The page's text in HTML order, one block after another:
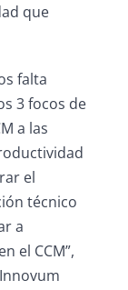
que
falta
3 focos de
a las
el
técnico
a
el CCM”,